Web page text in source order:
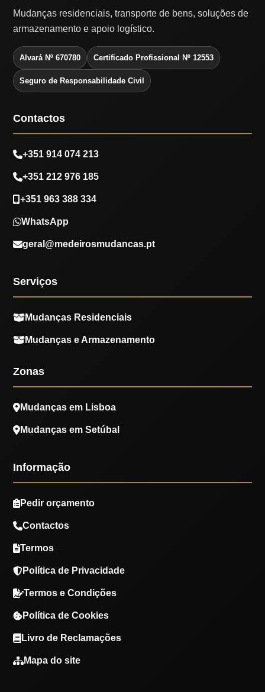
Mudanças residenciais, transporte de bens, soluções de
armazenamento e apoio logístico.
Alvará Nº 670780 Certificado Profissional Nº 12553
Seguro de Responsabilidade Civil
Contactos
+351 914 074 213
+351 212 976 185
+351 963 388 334
WhatsApp
geral@medeirosmudancas.pt
Serviços
Mudanças Residenciais
Mudanças e Armazenamento
Zonas
Mudanças em Lisboa
Mudanças em Setúbal
Informação
Pedir orçamento
Contactos
Termos
Política de Privacidade
Termos e Condições
Política de Cookies
Livro de Reclamações
Mapa do site